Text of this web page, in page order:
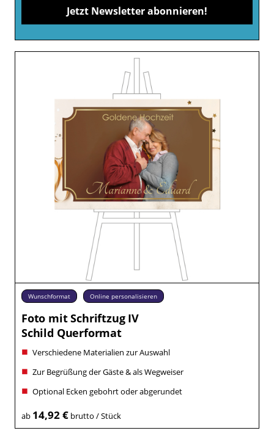
Jetzt Newsletter abonnieren!
Wunschformat Online personalisieren
Foto mit Schriftzug IV
Schild Querformat
Verschiedene Materialien zur Auswahl
Zur Begrüßung der Gäste & als Wegweiser
Optional Ecken gebohrt oder abgerundet
ab 14,92 €brutto / Stück